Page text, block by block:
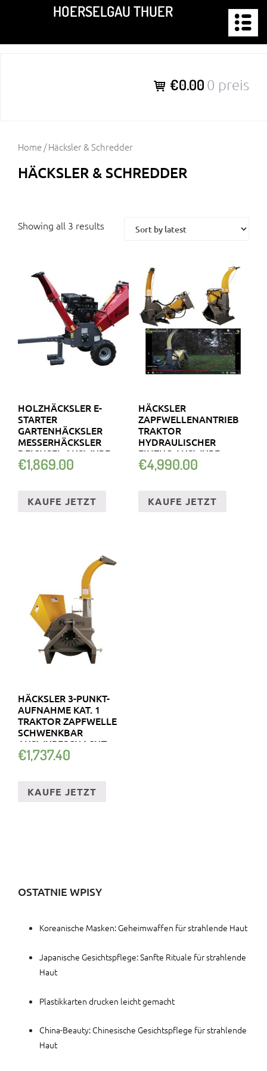
springen
HOERSELGAU THUER
€0.00 0 preis
Home/ Häcksler & Schredder
HÄCKSLER & SCHREDDER
Showing all 3 results
HOLZHÄCKSLER E-
STARTER
GARTENHÄCKSLER
MESSERHÄCKSLER
DEICHSEL AUSWURF
FLEXIBEL
€1,869.00
KAUFE JETZT
HÄCKSLER
ZAPFWELLENANTRIEB
TRAKTOR
HYDRAULISCHER
EINZUG AUSWURF
SCHWENKBAR ÄSTE
€4,990.00
KAUFE JETZT
HÄCKSLER 3-PUNKT-
AUFNAHME KAT. 1
TRAKTOR ZAPFWELLE
SCHWENKBAR
AUSWURFSCHACHT
ÄSTE Ø10
€1,737.40
KAUFE JETZT
OSTATNIE WPISY
Koreanische Masken: Geheimwaffen für strahlende Haut
Japanische Gesichtspflege: Sanfte Rituale für strahlende
Haut
Plastikkarten drucken leicht gemacht
China-Beauty: Chinesische Gesichtspflege für strahlende
Haut